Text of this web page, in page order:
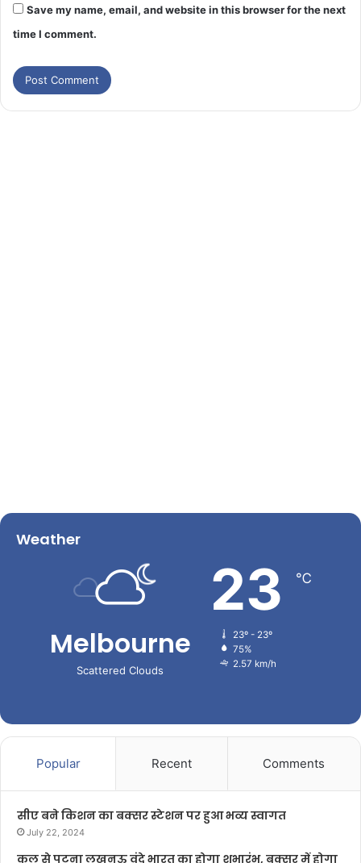
Save my name, email, and website in this browser for the next
time I comment.
Weather
Melbourne
Scattered Clouds
23 ℃
23º - 23º
75%
2.57 km/h
Popular Recent Comments
सीए बने किशन का बक्सर स्टेशन पर हुआ भव्य स्वागत
July 22, 2024
कल से पटना लखनऊ वंदे भारत का होगा शुभारंभ, बक्सर में होगा